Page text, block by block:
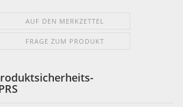
AUF DEN MERKZETTEL
FRAGE ZUM PRODUKT